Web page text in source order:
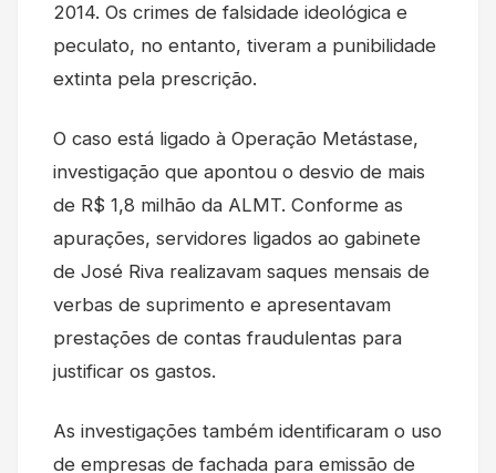
2014. Os crimes de falsidade ideológica e
peculato, no entanto, tiveram a punibilidade
extinta pela prescrição.
O caso está ligado à Operação Metástase,
investigação que apontou o desvio de mais
de R$ 1,8 milhão da ALMT. Conforme as
apurações, servidores ligados ao gabinete
de José Riva realizavam saques mensais de
verbas de suprimento e apresentavam
prestações de contas fraudulentas para
justificar os gastos.
As investigações também identificaram o uso
de empresas de fachada para emissão de